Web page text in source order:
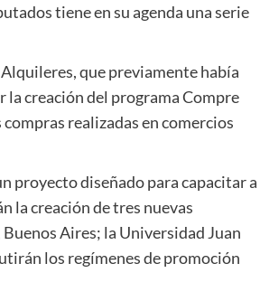
tiene en su agenda una serie
que previamente había
la creación del programa Compre
realizadas en comercios
proyecto diseñado para capacitar a
la creación de tres nuevas
Aires; la Universidad Juan
los regímenes de promoción